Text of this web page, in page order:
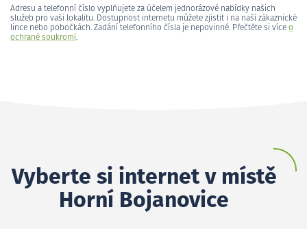
Adresu a telefonní číslo vyplňujete za účelem jednorázové nabídky našich
služeb pro vaši lokalitu. Dostupnost internetu můžete zjistit i na naší zákaznické
lince nebo pobočkách. Zadání telefonního čísla je nepovinné. Přečtěte si více o
ochraně soukromí.
Vyberte si internet v místě
Horní Bojanovice